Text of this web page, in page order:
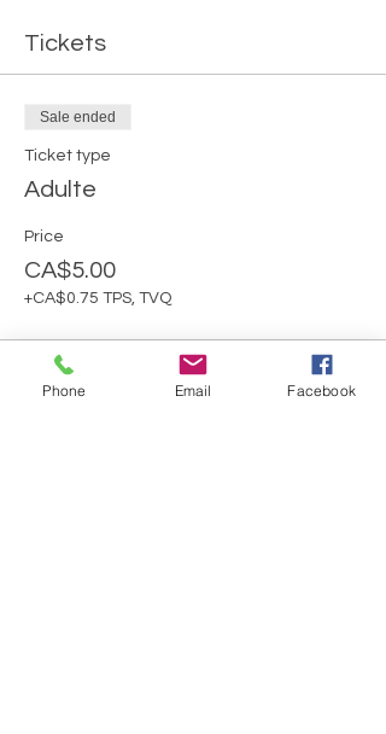
Tickets
Sale ended
Ticket type
Adulte
Price
CA$5.00
+CA$0.75 TPS, TVQ
Sale ended
Phone Email Facebook